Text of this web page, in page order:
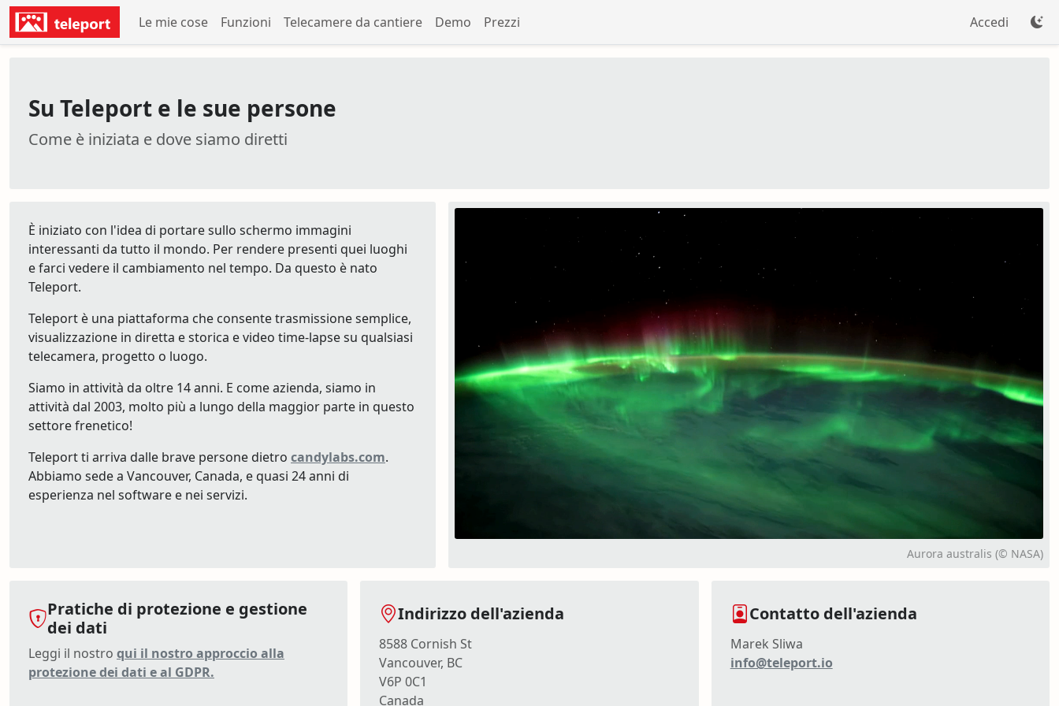
Le mie cose Funzioni Telecamere da cantiere Demo Prezzi Accedi
Su Teleport e le sue persone
Come è iniziata e dove siamo diretti
È iniziato con l'idea di portare sullo schermo immagini
interessanti da tutto il mondo. Per rendere presenti quei luoghi
e farci vedere il cambiamento nel tempo. Da questo è nato
Teleport.
Teleport è una piattaforma che consente trasmissione semplice,
visualizzazione in diretta e storica e video time-lapse su qualsiasi
telecamera, progetto o luogo.
Siamo in attività da oltre 14 anni. E come azienda, siamo in
attività dal 2003, molto più a lungo della maggior parte in questo
settore frenetico!
Teleport ti arriva dalle brave persone dietro candylabs.com.
Abbiamo sede a Vancouver, Canada, e quasi 24 anni di
esperienza nel software e nei servizi.
Aurora australis (© NASA)
Pratiche di protezione e gestione
dei dati
Leggi il nostro qui il nostro approccio alla
protezione dei dati e al GDPR.
Indirizzo dell'azienda
8588 Cornish St
Vancouver, BC
V6P 0C1
Canada
Contatto dell'azienda
Marek Sliwa
info@teleport.io